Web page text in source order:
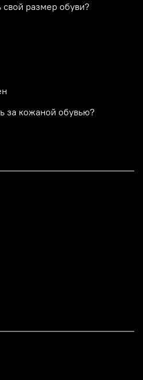
размер обуви?
за кожаной обувью?